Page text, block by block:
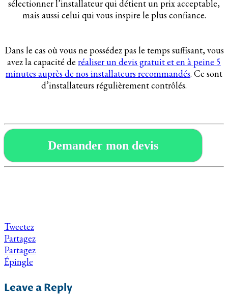
sélectionner l’installateur qui détient un prix acceptable,
mais aussi celui qui vous inspire le plus confiance.
Dans le cas où vous ne possédez pas le temps suffisant, vous
avez la capacité de réaliser un devis gratuit et en à peine 5
minutes auprès de nos installateurs recommandés. Ce sont
d’installateurs régulièrement contrôlés.
Demander mon devis
Tweetez
Partagez
Partagez
Épingle
Leave a Reply